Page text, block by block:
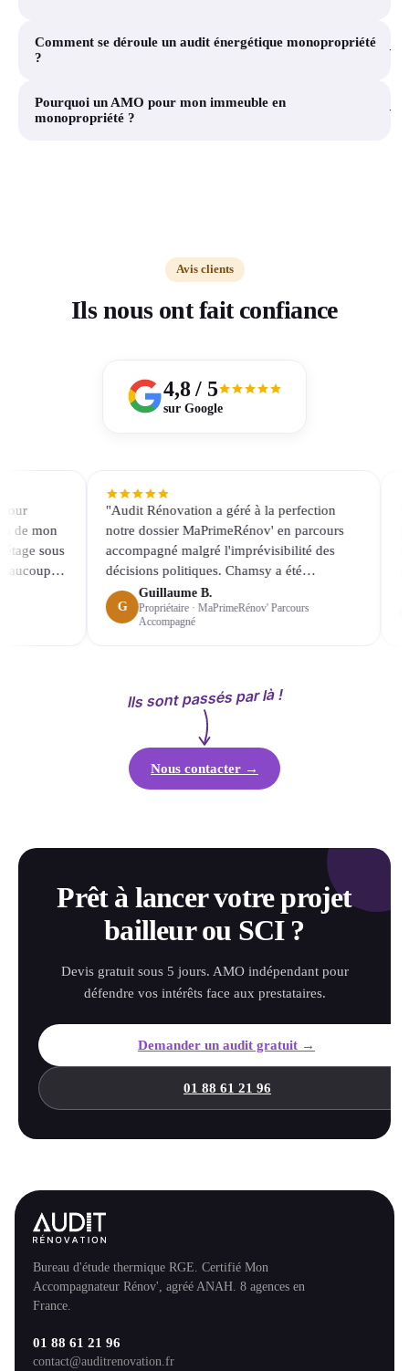
Comment se déroule un audit énergétique monopropriété
?
+
Pourquoi un AMO pour mon immeuble en
monopropriété ?
+
Avis clients
Ils nous ont fait confiance
4,8 / 5
sur Google
mon
sous
"Audit Rénovation a géré à la perfection
notre dossier MaPrimeRénov' en parcours
accompagné malgré l'imprévisibilité des
décisions politiques. Chamsy a été
disponible et très réactive durant toute
l'instruction du dossier."
Guillaume B.
Propriétaire · MaPrimeRénov' Parcours
Accompagné
Ils sont passés par là !
Nous contacter →
Prêt à lancer votre projet
bailleur ou SCI ?
Devis gratuit sous 5 jours. AMO indépendant pour
défendre vos intérêts face aux prestataires.
Demander un audit gratuit →
01 88 61 21 96
Bureau d'étude thermique RGE. Certifié Mon
Accompagnateur Rénov', agréé ANAH. 8 agences en
France.
01 88 61 21 96
contact@auditrenovation.fr